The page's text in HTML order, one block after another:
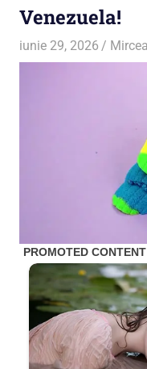
Venezuela!
iunie 29, 2026 Mircea